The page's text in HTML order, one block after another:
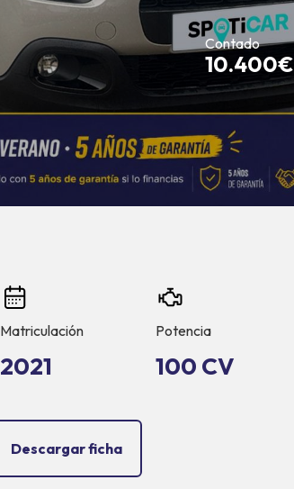
Contado
10.400€
Matriculación
2021
Potencia
100 CV
Descargar ficha